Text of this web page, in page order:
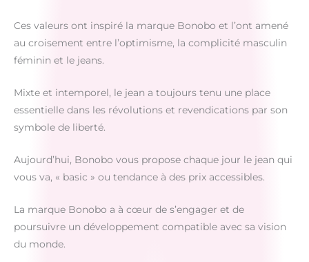
Ces valeurs ont inspiré la marque Bonobo et l’ont amené
au croisement entre l’optimisme, la complicité masculin
féminin et le jeans.
Mixte et intemporel, le jean a toujours tenu une place
essentielle dans les révolutions et revendications par son
symbole de liberté.
Aujourd’hui, Bonobo vous propose chaque jour le jean qui
vous va, « basic » ou tendance à des prix accessibles.
La marque Bonobo a à cœur de s’engager et de
poursuivre un développement compatible avec sa vision
du monde.